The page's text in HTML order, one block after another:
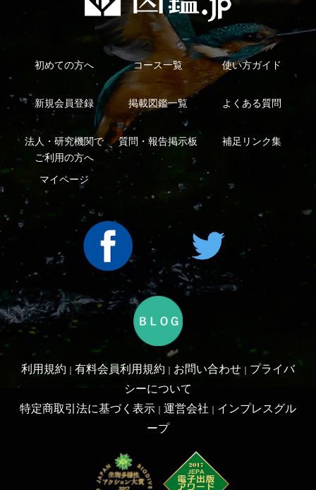
掲載図鑑一覧 よくある質問
質問・報告掲示板 補足リンク集
有料会員利用規約 お問い合わせ ｜プライバ
シーについて
特定商取引法に基づく表示
運営会社｜インプレスグル
ープ
Copyright ©2016 Yama-kei Publishers co.,Ltd.
An impress Group Company. All rights reserved.